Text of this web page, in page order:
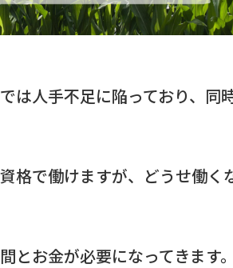
は人手不足に陥っており、同
格で働けますが、どうせ働く
とお金が必要になってきます。